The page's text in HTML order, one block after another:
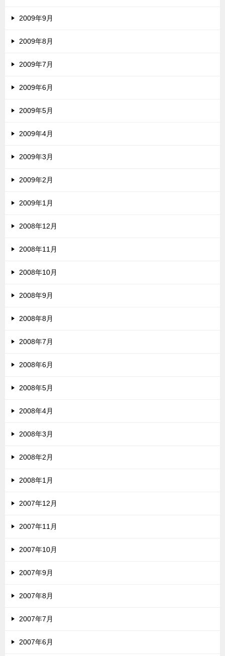
2009年9月
2009年8月
2009年7月
2009年6月
2009年5月
2009年4月
2009年3月
2009年2月
2009年1月
2008年12月
2008年11月
2008年10月
2008年9月
2008年8月
2008年7月
2008年6月
2008年5月
2008年4月
2008年3月
2008年2月
2008年1月
2007年12月
2007年11月
2007年10月
2007年9月
2007年8月
2007年7月
2007年6月